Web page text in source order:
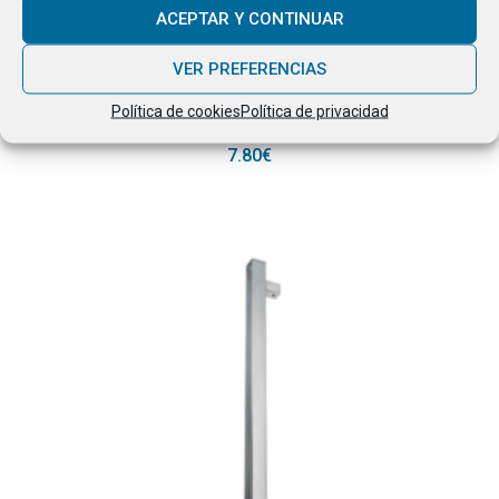
ACEPTAR Y CONTINUAR
VER PREFERENCIAS
Política de cookiesPolítica de privacidad
SELECCIONAR OPCIONES
Este producto
Pinza cuadrada para tubo redondo
7.80€